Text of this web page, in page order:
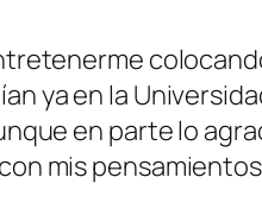
ya en la
en parte lo
mis